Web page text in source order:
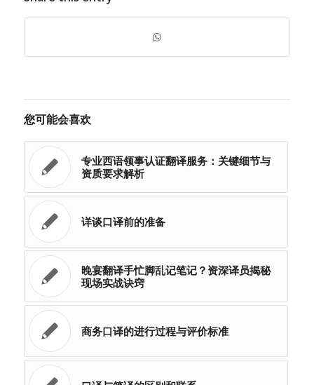
您可能会喜欢
专业西语领事认证翻译服务：关键细节与
资质要求解析
详谈口译前的准备
晚宴翻译手忙脚乱记笔记？资深译员揭秘
现场实战诀窍
商务口译的进行过程与评价标准